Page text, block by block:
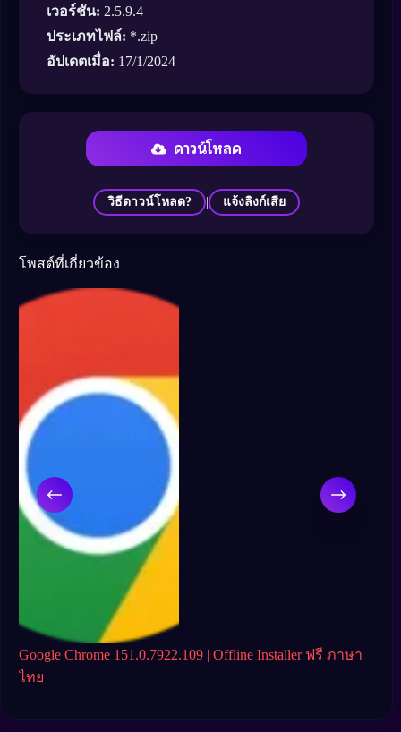
เวอร์ชัน: 2.5.9.4
ประเภทไฟล์: *.zip
อัปเดตเมื่อ: 17/1/2024
ดาวน์โหลด
วิธีดาวน์โหลด? | แจ้งลิงก์เสีย
โพสต์ที่เกี่ยวข้อง
Google Chrome 151.0.7922.109 | Offline Installer ฟรี ภาษา
ไทย